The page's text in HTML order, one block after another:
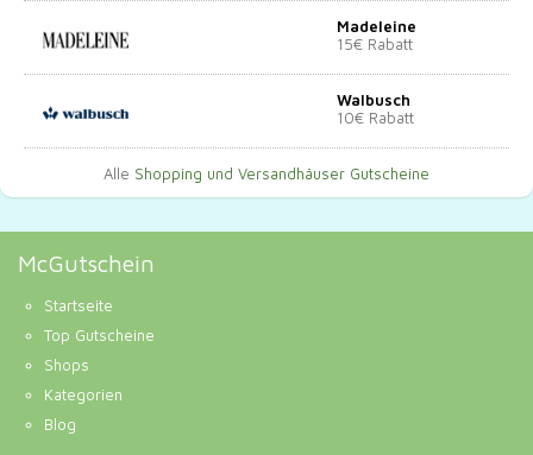
Madeleine
15€ Rabatt
Walbusch
10€ Rabatt
Alle Shopping und Versandhäuser Gutscheine
McGutschein
Startseite
Top Gutscheine
Shops
Kategorien
Blog